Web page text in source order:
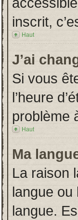
inscrit,
Haut
J’ai
Si vous
l’heure
problème
Haut
Ma
La raison
langue ou
langue.